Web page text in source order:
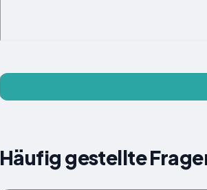
Häufig gestellte